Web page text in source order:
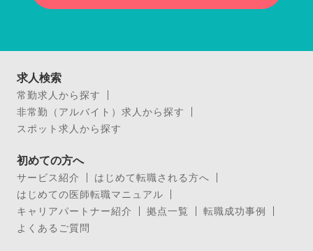
求人検索
常勤求人から探す
非常勤（アルバイト）求人から探す
スポット求人から探す
初めての方へ
サービス紹介
はじめて転職される方へ
はじめての医師転職マニュアル
キャリアパートナー紹介
拠点一覧
転職成功事例
よくあるご質問